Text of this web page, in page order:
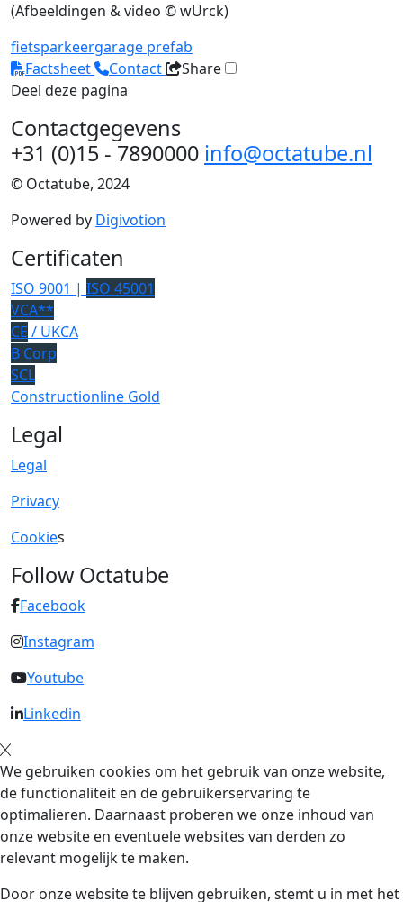
(Afbeeldingen & video © wUrck)
fietsparkeergarage prefab
Factsheet
Contact
Share
Deel deze pagina
Contactgegevens
+31 (0)15 - 7890000 info@octatube.nl
© Octatube, 2024
Powered by Digivotion
Certificaten
ISO 9001 | ISO 45001
VCA**
CE / UKCA
B Corp
SCL
Constructionline Gold
Legal
Legal
Privacy
Cookies
Follow Octatube
Facebook
Instagram
Youtube
Linkedin
We gebruiken cookies om het gebruik van onze website,
de functionaliteit en de gebruikerservaring te
optimalieren. Daarnaast proberen we onze inhoud van
onze website en eventuele websites van derden zo
relevant mogelijk te maken.
Door onze website te blijven gebruiken, stemt u in met het